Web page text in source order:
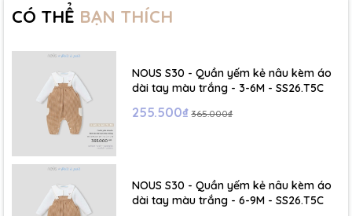
CÓ THỂ BẠN THÍCH
NOUS S30 - Quần yếm kẻ nâu kèm áo
dài tay màu trắng - 3-6M - SS26.T5C
255.500₫ 365.000₫
NOUS S30 - Quần yếm kẻ nâu kèm áo
dài tay màu trắng - 6-9M - SS26.T5C